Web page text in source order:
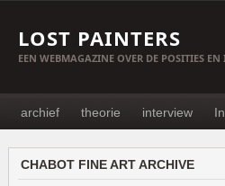
LOST PAINTERS
EEN WEBMAGAZINE OVER DE POSITIES
archief theorie interview
CHABOT FINE ART ARCHIVE